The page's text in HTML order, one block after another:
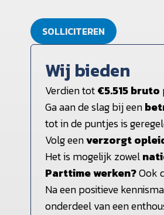
SOLLICITEREN
Wij bieden
Verdien tot€5.515 bruto
Ga aan de slag bij een
tot in de puntjes is
Volg eenverzorgt
Het is mogelijk zowel
Parttime werken?Ook
Na een positieve
onderdeel van een